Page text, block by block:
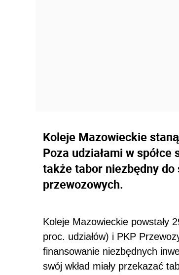
Koleje Mazowieckie
Poza udziałami w
także tabor niezbędny do
przewozowych.
Koleje Mazowieckie powstały
proc. udziałów) i PKP
finansowanie niezbędnych
swój wkład miały przekazać